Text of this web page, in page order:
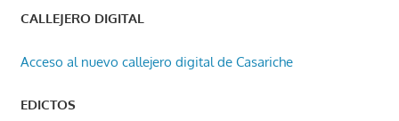
CALLEJERO DIGITAL
Acceso al nuevo callejero digital de Casariche
EDICTOS